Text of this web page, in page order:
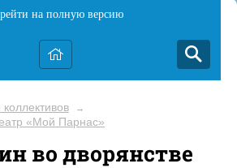
на полную версию
→
«Мой Парнас»
во дворянстве